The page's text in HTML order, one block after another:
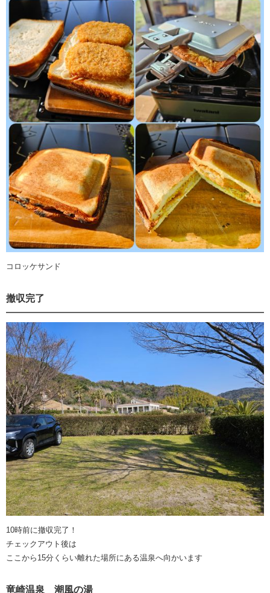
コロッケサンド
撤収完了
10時前に撤収完了！
チェックアウト後は
ここから15分くらい離れた場所にある温泉へ向かいます
竜崎温泉 潮風の湯